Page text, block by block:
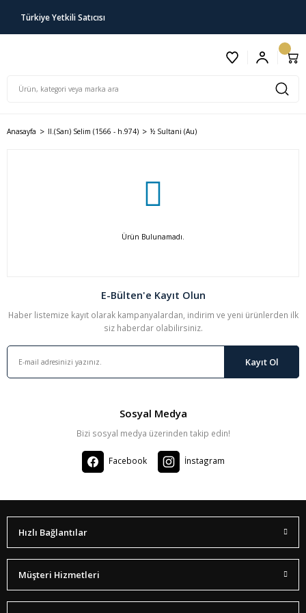
Türkiye Yetkili Satıcısı
Anasayfa II.(Sarı) Selim (1566 - h.974) ½ Sultani (Au)
Ürün Bulunamadı.
E-Bülten'e Kayıt Olun
Haber listemize kayıt olarak kampanyalardan, indirim ve yeni ürünlerden ilk
siz haberdar olabilirsiniz.
Kayıt Ol
Sosyal Medya
Bizi sosyal medya üzerinden takip edin!
Facebook İnstagram
Hızlı Bağlantılar
Müşteri Hizmetleri